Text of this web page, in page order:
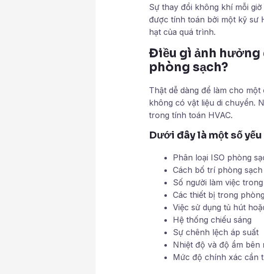
Sự thay đổi không khí mỗi
được tính toán bởi một kỹ sư
hạt của quá trình.
Điều gì ảnh
phòng sạch?
Thật dễ dàng để làm cho
không có vật liệu di chuyển.
trong tính toán HVAC.
Dưới đây là một số
Phân loại ISO phòng
Cách bố trí phòng sạch
Số người làm việc
Các thiết bị trong
Việc sử dụng tủ hút
Hệ thống chiếu sáng
Sự chênh lệch áp suất
Nhiệt độ và độ ẩm bên
Mức độ chính xác cần